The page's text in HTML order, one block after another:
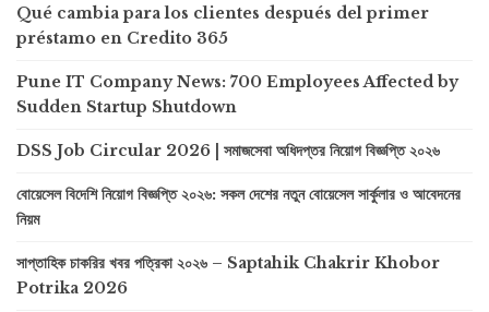
Qué cambia para los clientes después del primer
préstamo en Credito 365
Pune IT Company News: 700 Employees Affected by
Sudden Startup Shutdown
DSS Job Circular 2026 | সমাজসেবা অধিদপ্তর নিয়োগ বিজ্ঞপ্তি ২০২৬
বোয়েসেল বিদেশি নিয়োগ বিজ্ঞপ্তি ২০২৬: সকল দেশের নতুন বোয়েসেল সার্কুলার ও আবেদনের
নিয়ম
সাপ্তাহিক চাকরির খবর পত্রিকা ২০২৬ – Saptahik Chakrir Khobor
Potrika 2026